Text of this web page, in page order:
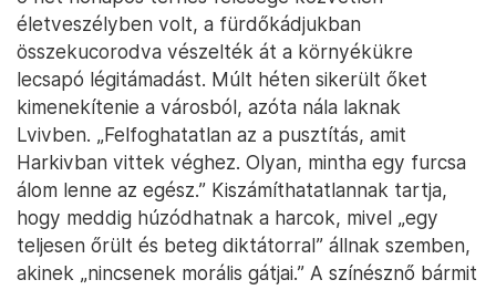
A Les Kurbas Színház és a társulat egyik színésze, Natalija Ribka-
Parhomenko – Fotó: Bődey János / Telex
Nataliját személyesen is érinti a háború: a családja a
keleti határhoz közeli Harkivból, az egyik
lebombázott kerületből menekült el. A bátyja és az